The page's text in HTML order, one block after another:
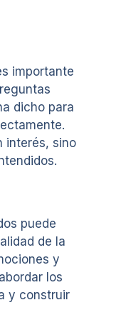
importante
dicho para
interés, sino
puede
de la
y
los
y construir